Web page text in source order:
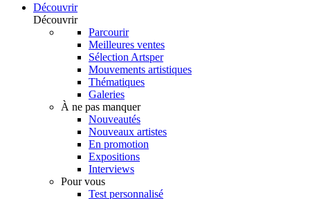
Découvrir
Découvrir
Parcourir
Meilleures ventes
Sélection Artsper
Mouvements artistiques
Thématiques
Galeries
À ne pas manquer
Nouveautés
Nouveaux artistes
En promotion
Expositions
Interviews
Pour vous
Test personnalisé